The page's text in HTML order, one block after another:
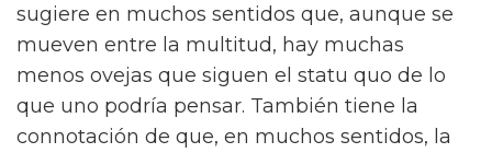
sugiere en muchos sentidos que, aunque se
mueven entre la multitud, hay muchas
menos ovejas que siguen el statu quo de lo
que uno podría pensar. También tiene la
connotación de que, en muchos sentidos, la